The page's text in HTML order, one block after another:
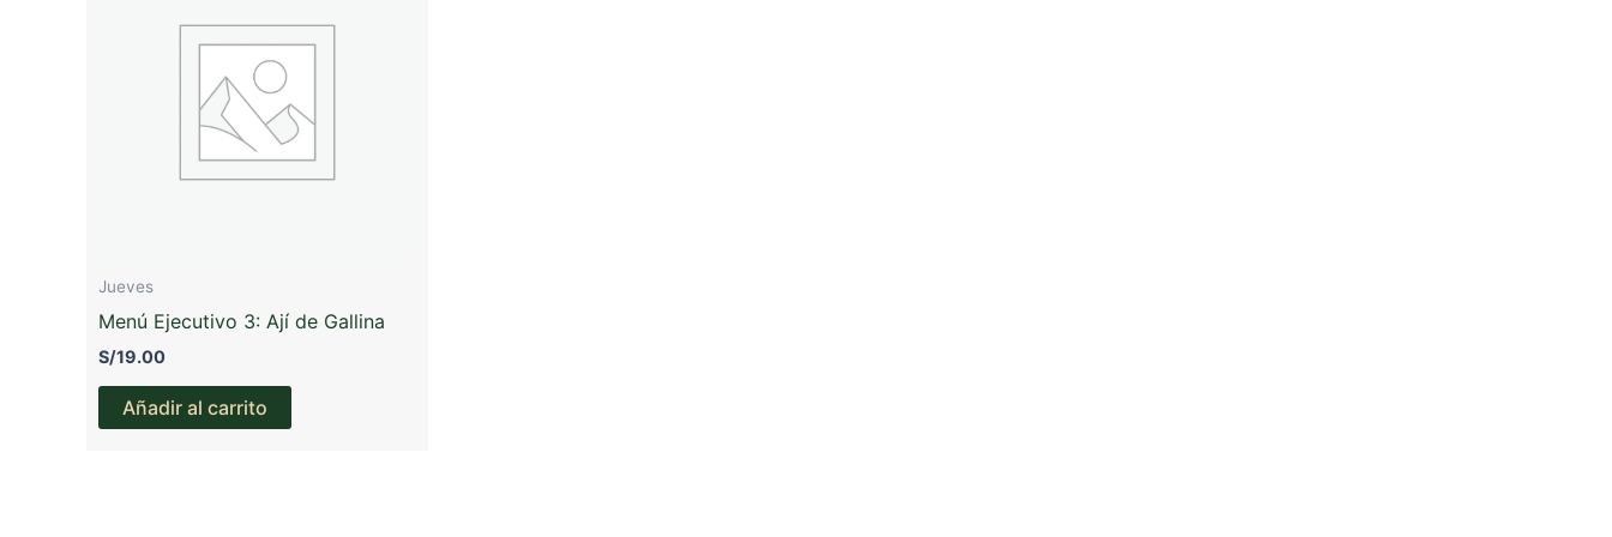
Jueves
Menú Ejecutivo 3: Ají de Gallina
S/19.00
Añadir al carrito